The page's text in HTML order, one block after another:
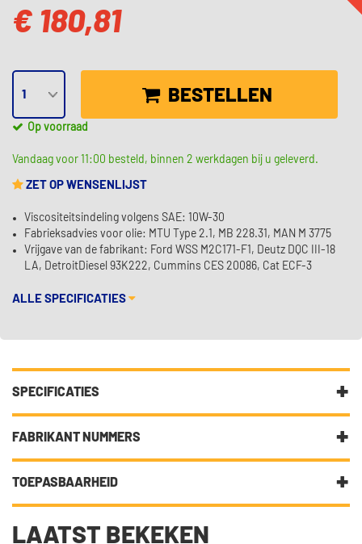
€ 180,81
BESTELLEN
Op voorraad
Vandaag voor 11:00 besteld, binnen 2 werkdagen bij u geleverd.
ZET OP WENSENLIJST
Viscositeitsindeling volgens SAE: 10W-30
Fabrieksadvies voor olie: MTU Type 2.1, MB 228.31, MAN M 3775
Vrijgave van de fabrikant: Ford WSS M2C171-F1, Deutz DQC III-18
LA, DetroitDiesel 93K222, Cummins CES 20086, Cat ECF-3
ALLE SPECIFICATIES
SPECIFICATIES
Fabrikantcode
Merk Kroon Oil
FABRIKANT NUMMERS
10W-30
ACEA E9
API CK-4
TOEPASBAARHEID
VOERTUIGEN
LAATST BEKEKEN